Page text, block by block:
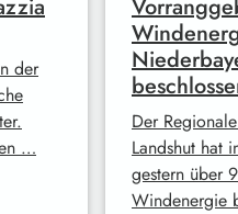
der
…
Der
Landshut hat
gestern über
Windenergie